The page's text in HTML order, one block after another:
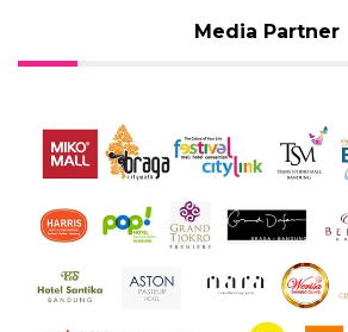
Media Partner